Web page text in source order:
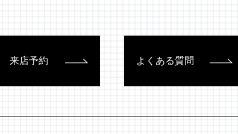
来店予約 よくある質問